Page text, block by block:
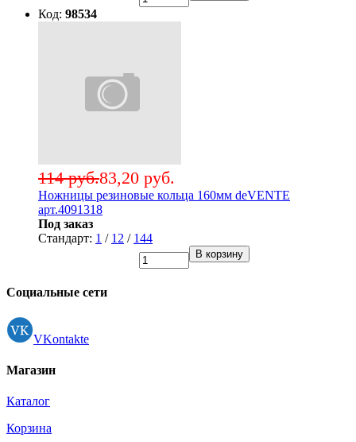
Код: 98534
83,20 руб.
114 руб.
Ножницы резиновые кольца 160мм deVENTE
арт.4091318
Под заказ
Стандарт: 1 / 12 / 144
В корзину
Социальные сети
VKontakte
Магазин
Каталог
Корзина